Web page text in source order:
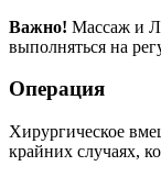
Важно! Массаж и
выполняться на
Операция
Хирургическое
крайних случаях,